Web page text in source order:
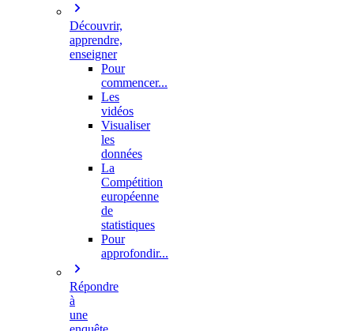
Découvrir,
apprendre,
enseigner
Pour
commencer...
Les
vidéos
Visualiser
les
données
La
Compétition
européenne
de
statistiques
Pour
approfondir...
Répondre
à
une